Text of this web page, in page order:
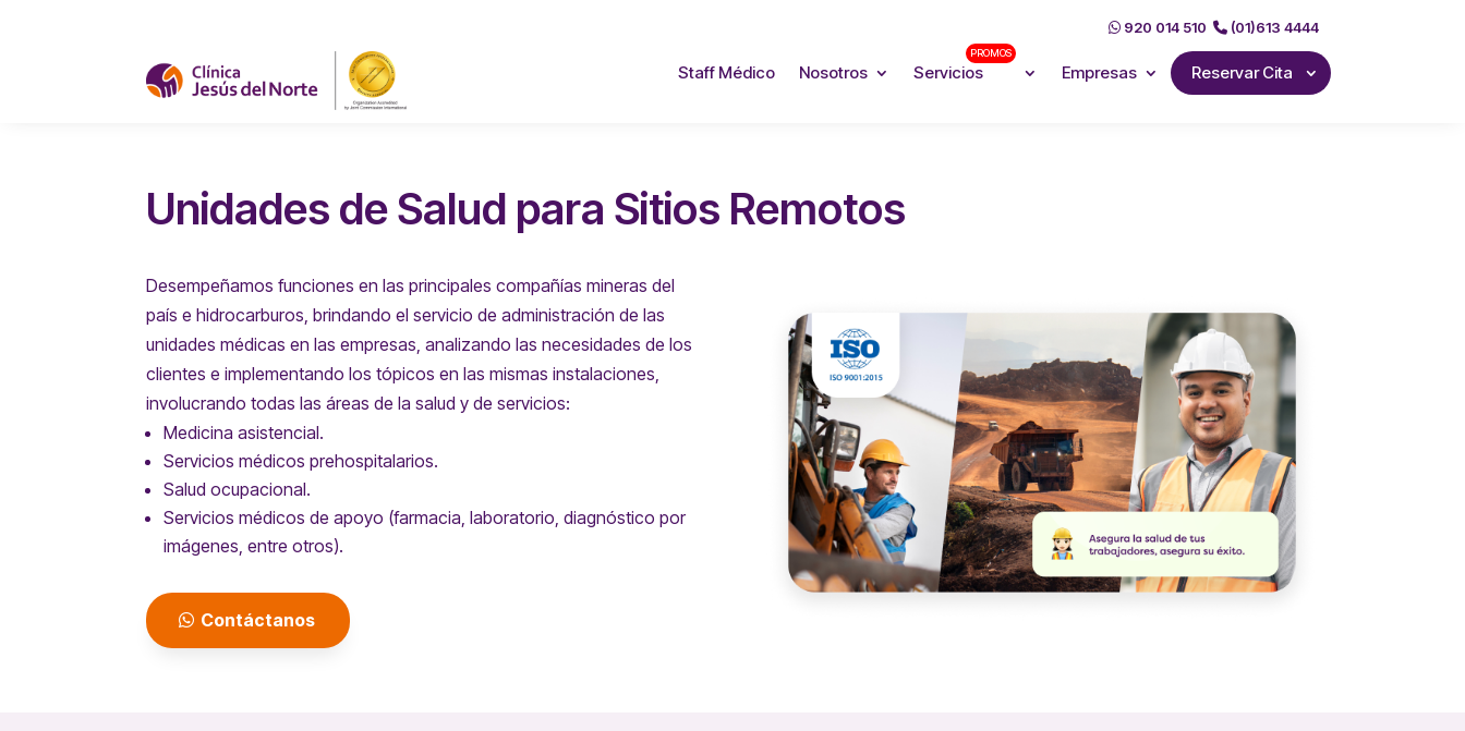
920 014 510 (01)613 4444
Staff Médico Nosotros Servicios
PROMOS
Empresas Reservar Cita
Unidades de Salud para Sitios Remotos
Desempeñamos funciones en las principales compañías mineras del
país e hidrocarburos, brindando el servicio de administración de las
unidades médicas en las empresas, analizando las necesidades de los
clientes e implementando los tópicos en las mismas instalaciones,
involucrando todas las áreas de la salud y de servicios:
Medicina asistencial.
Servicios médicos prehospitalarios.
Salud ocupacional.
Servicios médicos de apoyo (farmacia, laboratorio, diagnóstico por
imágenes, entre otros).
Contáctanos